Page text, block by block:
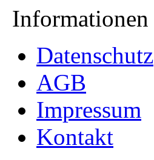
Informationen
Datenschutz
AGB
Impressum
Kontakt